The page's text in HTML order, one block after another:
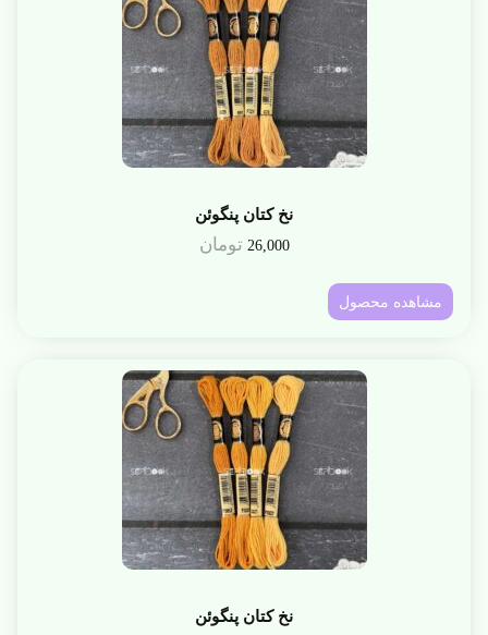
نخ کتان پنگوئن
26,000 تومان
مشاهده محصول
نخ کتان پنگوئن